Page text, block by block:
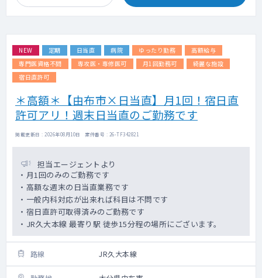
NEW 定期 日当直 病院 ゆったり勤務
高額給与
専門医資格不問
専攻医・専修医可 月1回勤務可
綺麗な施設
宿日直許可
＊高額＊【由布市×日当直】月1回！宿日直
許可アリ！週末日当直のご勤務です
掲載更新日 : 2026年08月10日 案件番号 : 26-TF342821
担当エージェントより
・月1回のみのご勤務です
・高額な週末の日当直業務です
・一般内科対応が出来れば科目は不問です
・宿日直許可取得済みのご勤務です
・JR久大本線 最寄り駅 徒歩15分程の場所にございます。
路線 JR久大本線